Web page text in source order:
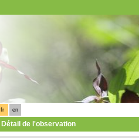
fr en
Détail de l'observation